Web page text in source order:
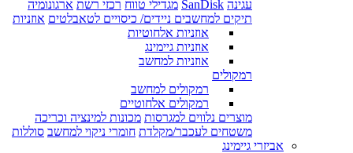
עגינה SanDisk מגדילי טווח רכזי רשת ארגונומיה
תיקים למחשבים ניידים/ כיסויים לטאבלטים אוזניות
אוזניות אלחוטיות
אוזניות גיימינג
אוזניות למחשב
רמקולים
רמקולים למחשב
רמקולים אלחוטיים
מוצרים נלווים למגרסות מכונות למינציה וכריכה
משטחים לעכבר/מקלדת חומרי ניקוי למחשב סוללות
אביזרי גיימינג